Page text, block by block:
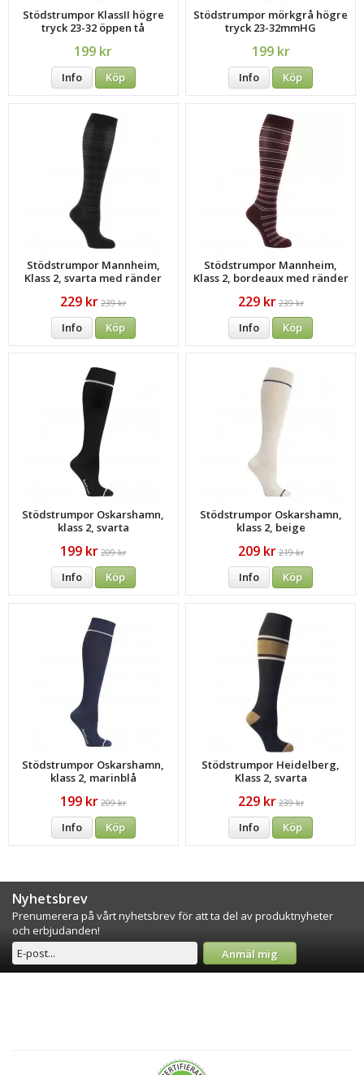
Stödstrumpor KlassII högre
tryck 23-32 öppen tå
199 kr
Info Köp
Stödstrumpor mörkgrå högre
tryck 23-32mmHG
199 kr
Info Köp
Stödstrumpor Mannheim,
Klass 2, svarta med ränder
229 kr 239 kr
Info Köp
Stödstrumpor Mannheim,
Klass 2, bordeaux med ränder
229 kr 239 kr
Info Köp
Stödstrumpor Oskarshamn,
klass 2, svarta
199 kr 209 kr
Info Köp
Stödstrumpor Oskarshamn,
klass 2, beige
209 kr 219 kr
Info Köp
Stödstrumpor Oskarshamn,
klass 2, marinblå
199 kr 209 kr
Info Köp
Stödstrumpor Heidelberg,
Klass 2, svarta
229 kr 239 kr
Info Köp
Nyhetsbrev
Prenumerera på vårt nyhetsbrev för att ta del av produktnyheter
och erbjudanden!
Anmäl mig